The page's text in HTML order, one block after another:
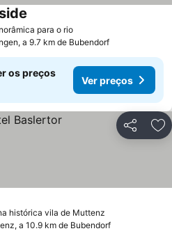
para o rio
a 9.7 km de Bubendorf
os preços
Ver preços
Partilhar
histórica vila de Muttenz
a 10.9 km de Bubendorf